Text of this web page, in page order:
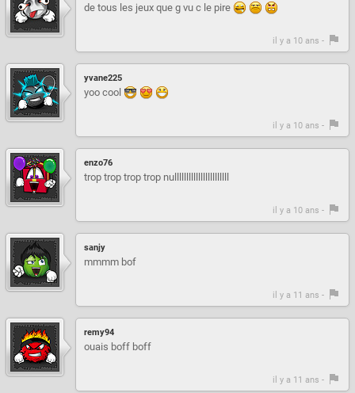
de tous les jeux que g vu c le pire
il y a 10 ans -
yvane225
yoo cool
il y a 10 ans -
enzo76
trop trop trop trop nulllllllllllllllllllllll
il y a 10 ans -
sanjy
mmmm bof
il y a 11 ans -
remy94
ouais boff boff
il y a 11 ans -